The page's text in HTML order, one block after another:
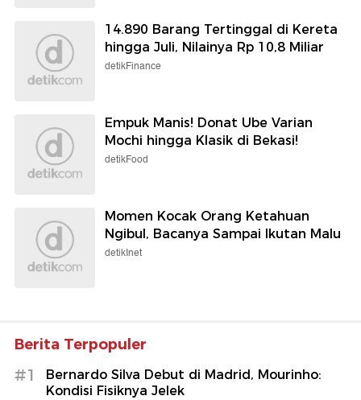
14.890 Barang Tertinggal di Kereta
hingga Juli, Nilainya Rp 10,8 Miliar
detikFinance
Empuk Manis! Donat Ube Varian
Mochi hingga Klasik di Bekasi!
detikFood
Momen Kocak Orang Ketahuan
Ngibul, Bacanya Sampai Ikutan Malu
detikInet
Berita Terpopuler
#1
Bernardo Silva Debut di Madrid, Mourinho:
Kondisi Fisiknya Jelek